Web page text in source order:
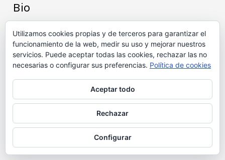
Bio
Honrado por el equipo de estudiantes de
"Periodismo Multimedial" de la Universidad de
Morón
Utilizamos cookies propias y de terceros para garantizar el
funcionamiento de la web, medir su uso y mejorar nuestros
servicios. Puede aceptar todas las cookies, rechazar las no
necesarias o configurar sus preferencias. Política de cookies
Aceptar todo
Rechazar
Configurar